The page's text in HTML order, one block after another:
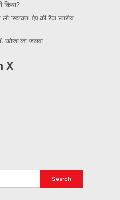
किया?
ली ‘सशक्त’ ऐप की रेंज स्तरीय
खोजा का जलवा
X